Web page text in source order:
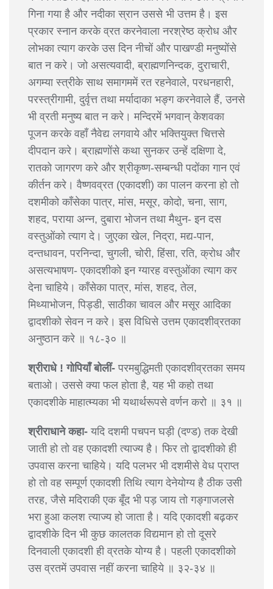
गिना गया है और नदीका स्रान उससे भी उत्तम है। इस
प्रकार स्नान करके व्रत करनेवाला नरश्रेष्ठ क्रोध और
लोभका त्याग करके उस दिन नीचों और पाखण्डी मनुष्योंसे
बात न करे। जो असत्यवादी, ब्राह्मणनिन्दक, दुराचारी,
अगम्या स्त्रीके साथ समागममें रत रहनेवाले, परधनहारी,
परस्त्रीगामी, दुर्वृत्त तथा मर्यादाका भङ्ग करनेवाले हैं, उनसे
भी व्रती मनुष्य बात न करे। मन्दिरमें भगवान् केशवका
पूजन करके वहाँ नैवेद्य लगवाये और भक्तियुक्त चित्तसे
दीपदान करे। ब्राह्मणोंसे कथा सुनकर उन्हें दक्षिणा दे,
रातको जागरण करे और श्रीकृष्ण-सम्बन्धी पदोंका गान एवं
कीर्तन करे। वैष्णवव्रत (एकादशी) का पालन करना हो तो
दशमीको काँसेका पात्र, मांस, मसूर, कोदो, चना, साग,
शहद, पराया अन्न, दुबारा भोजन तथा मैथुन- इन दस
वस्तुओंको त्याग दे। जुएका खेल, निद्रा, मद्य-पान,
दन्तधावन, परनिन्दा, चुगली, चोरी, हिंसा, रति, क्रोध और
असत्यभाषण- एकादशीको इन ग्यारह वस्तुओंका त्याग कर
देना चाहिये। काँसेका पात्र, मांस, शहद, तेल,
मिथ्याभोजन, पिड्डी, साठीका चावल और मसूर आदिका
द्वादशीको सेवन न करे। इस विधिसे उत्तम एकादशीव्रतका
अनुष्ठान करे ॥ १८-३० ॥
श्रीराधे ! गोपियाँ बोलीं- परमबुद्धिमती एकादशीव्रतका समय
बताओ। उससे क्या फल होता है, यह भी कहो तथा
एकादशीके माहात्म्यका भी यथार्थरूपसे वर्णन करो ॥ ३१ ॥
श्रीराधाने कहा- यदि दशमी पचपन घड़ी (दण्ड) तक देखी
जाती हो तो वह एकादशी त्याज्य है। फिर तो द्वादशीको ही
उपवास करना चाहिये। यदि पलभर भी दशमीसे वेध प्राप्त
हो तो वह सम्पूर्ण एकादशी तिथि त्याग देनेयोग्य है ठीक उसी
तरह, जैसे मदिराकी एक बूँद भी पड़ जाय तो गङ्गाजलसे
भरा हुआ कलश त्याज्य हो जाता है। यदि एकादशी बढ़कर
द्वादशीके दिन भी कुछ कालतक विद्यमान हो तो दूसरे
दिनवाली एकादशी ही व्रतके योग्य है। पहली एकादशीको
उस व्रतमें उपवास नहीं करना चाहिये ॥ ३२-३४ ॥